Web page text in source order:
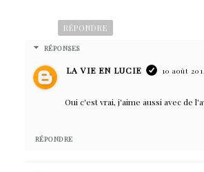
RÉPONDRE
RÉPONSES
LA VIE EN LUCIE 10 août
Oui c'est vrai, j'aime aussi avec de
RÉPONDRE